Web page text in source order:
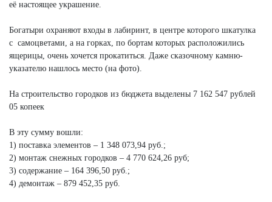
её настоящее украшение.
Богатыри охраняют входы в лабиринт, в центре которого шкатулка
с самоцветами, а на горках, по бортам которых расположились
ящерицы, очень хочется прокатиться. Даже сказочному камню-
указателю нашлось место (на фото).
На строительство городков из бюджета выделены 7 162 547 рублей
05 копеек
В эту сумму вошли:
1) поставка элементов – 1 348 073,94 руб.;
2) монтаж снежных городков – 4 770 624,26 руб;
3) содержание – 164 396,50 руб.;
4) демонтаж – 879 452,35 руб.